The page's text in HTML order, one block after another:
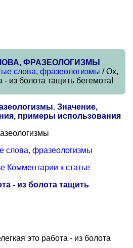
ФРАЗЕОЛОГИЗМЫ
слова, фразеологизмы / Ох,
- из болота тащить бегемота!
Значение,
примеры использования
слова, фразеологизмы
Комментарии к статье
- из болота тащить
это работа - из болота